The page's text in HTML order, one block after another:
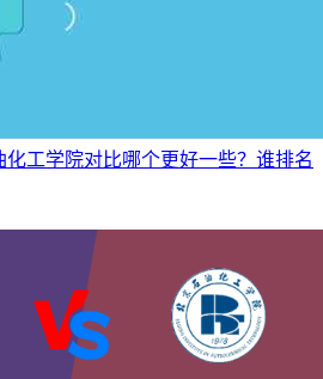
工学院对比哪个更好一些？谁排名